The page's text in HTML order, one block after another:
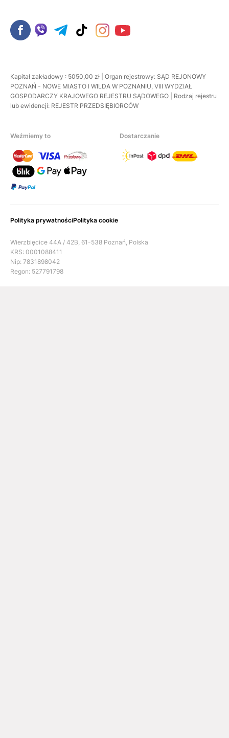
Kapitał zakładowy : 5050,00 zł | Organ rejestrowy: SĄD REJONOWY
POZNAŃ - NOWE MIASTO I WILDA W POZNANIU, VIII WYDZIAŁ
GOSPODARCZY KRAJOWEGO REJESTRU SĄDOWEGO | Rodzaj rejestru
lub ewidencji: REJESTR PRZEDSIĘBIORCÓW
Weźmiemy to Dostarczanie
Polityka prywatnościPolityka cookie
Wierzbięcice 44A / 42B, 61-538 Poznań, Polska
KRS: 0001088411
Nip: 7831898042
Regon: 527791798